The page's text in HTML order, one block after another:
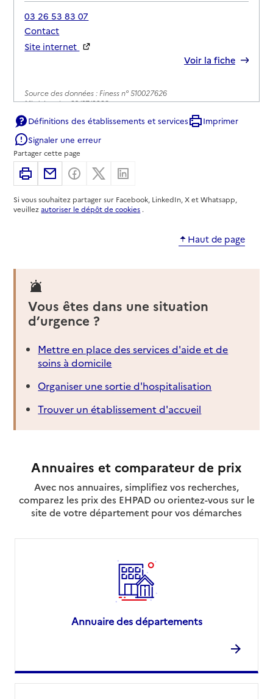
03 26 53 83 07
Contact
Site internet
Voir la fiche
Source des données : Finess n° 510027626
Mis à jour le : 29/07/2026
Service autonomie à domicile (aide)
ADMR Vallée de Cubry
Adresse
12 rue François Bonal
51200-Épernay
03 26 53 16 97
Source des données : Finess n° 510027576
Mis à jour le : 29/07/2026
Service autonomie à domicile (aide)
Centre services sparnacien
Adresse
11 rue Professeur Langevin
51200-Épernay
Contact
Site internet
Source des données : Finess n° 510026727
Mis à jour le : 29/07/2026
Service autonomie à domicile (aide)
Voir la fiche
Définitions des établissements et services
Imprimer
Signaler une erreur
Partager cette page
ImprimerPartager par email
Partager sur Facebook
Partager sur X
Si vous souhaitez partager sur Facebook, LinkedIn, X et Whatsapp,
veuillezautoriser le dépôt de cookies .
Haut de page
Vous êtes dans une situation
d’urgence ?
Mettre en place des services d'aide et de
soins à domicile
Organiser une sortie d'hospitalisation
Trouver un établissement d'accueil
Annuaires et comparateur de prix
Avec nos annuaires, simplifiez vos recherches,
comparez les prix des EHPAD ou orientez-vous sur le
site de votre département pour vos démarches
Annuaire des départements